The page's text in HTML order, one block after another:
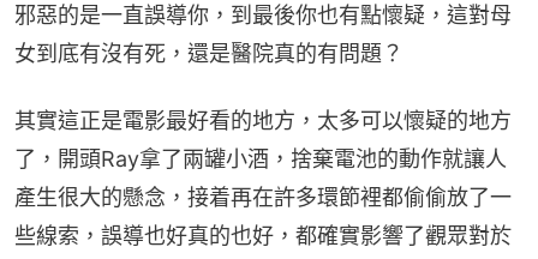
邪惡的是一直誤導你，到最後你也有點懷疑，這對母
女到底有沒有死，還是醫院真的有問題？
其實這正是電影最好看的地方，太多可以懷疑的地方
了，開頭Ray拿了兩罐小酒，捨棄電池的動作就讓人
產生很大的懸念，接着再在許多環節裡都偷偷放了一
些線索，誤導也好真的也好，都確實影響了觀眾對於